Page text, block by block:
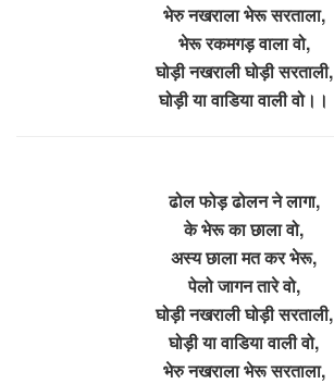
भेरु नखराला भेरू सरताला,
भेरू रकमगड़ वाला वो,
घोड़ी नखराली घोड़ी सरताली,
घोड़ी या वाडिया वाली वो।।
ढोल फोड़ ढोलन ने लागा,
के भेरू का छाला वो,
अस्य छाला मत कर भेरू,
पेलो जागन तारे वो,
घोड़ी नखराली घोड़ी सरताली,
घोड़ी या वाडिया वाली वो,
भेरु नखराला भेरू सरताला,